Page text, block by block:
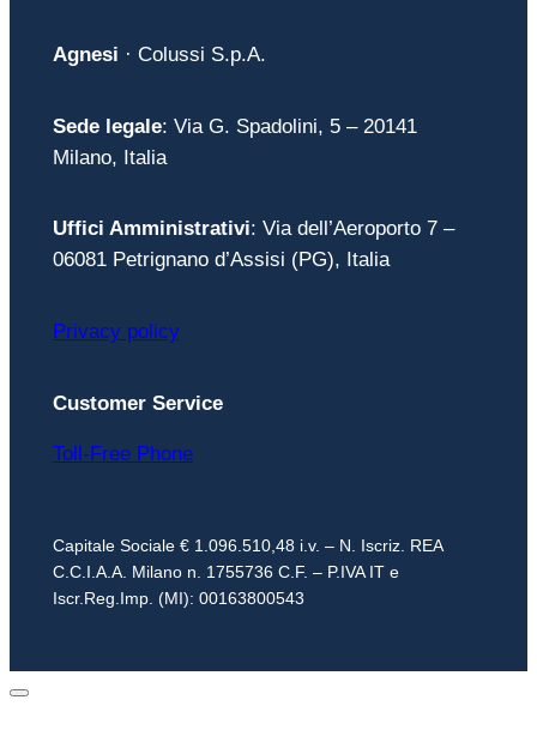
Agnesi · Colussi S.p.A.
Sede legale: Via G. Spadolini, 5 – 20141
Milano, Italia
Uffici Amministrativi: Via dell’Aeroporto 7 –
06081 Petrignano d’Assisi (PG), Italia
Privacy policy
Customer Service
Toll-Free Phone
Capitale Sociale € 1.096.510,48 i.v. – N. Iscriz. REA
C.C.I.A.A. Milano n. 1755736 C.F. – P.IVA IT e
Iscr.Reg.Imp. (MI): 00163800543